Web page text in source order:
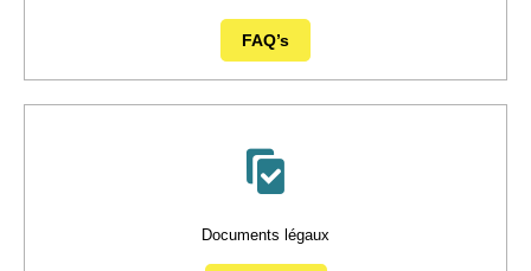
FAQ’s
Documents légaux